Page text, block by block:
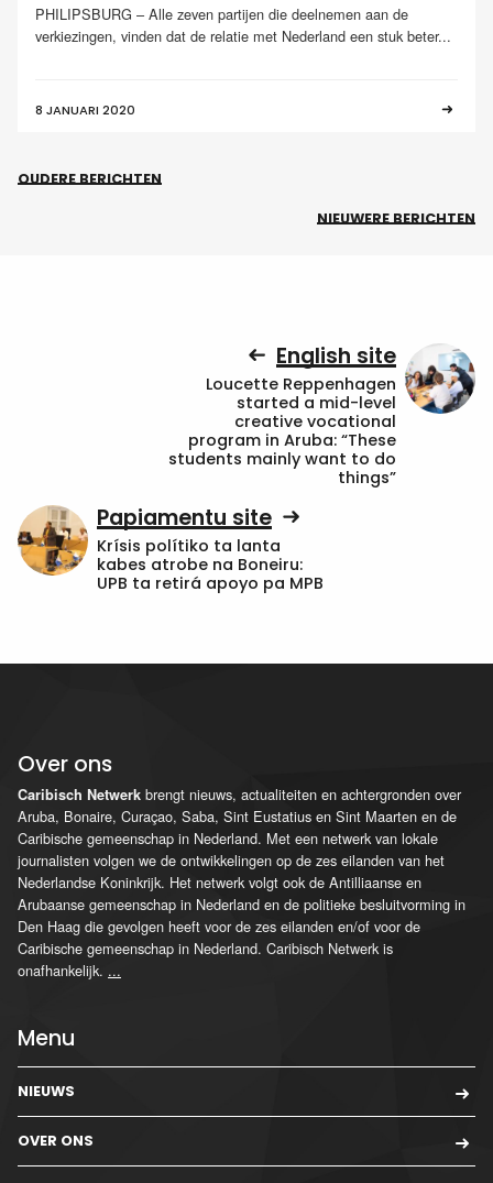
PHILIPSBURG – Alle zeven partijen die deelnemen aan de
verkiezingen, vinden dat de relatie met Nederland een stuk beter...
8 JANUARI 2020
OUDERE BERICHTEN
NIEUWERE BERICHTEN
English site
Loucette Reppenhagen
started a mid-level
creative vocational
program in Aruba: “These
students mainly want to do
things”
Papiamentu site
Krísis polítiko ta lanta
kabes atrobe na Boneiru:
UPB ta retirá apoyo pa MPB
Over ons
Caribisch Netwerk brengt nieuws, actualiteiten en achtergronden over
Aruba, Bonaire, Curaçao, Saba, Sint Eustatius en Sint Maarten en de
Caribische gemeenschap in Nederland. Met een netwerk van lokale
journalisten volgen we de ontwikkelingen op de zes eilanden van het
Nederlandse Koninkrijk. Het netwerk volgt ook de Antilliaanse en
Arubaanse gemeenschap in Nederland en de politieke besluitvorming in
Den Haag die gevolgen heeft voor de zes eilanden en/of voor de
Caribische gemeenschap in Nederland. Caribisch Netwerk is
onafhankelijk. ...
Menu
NIEUWS
OVER ONS